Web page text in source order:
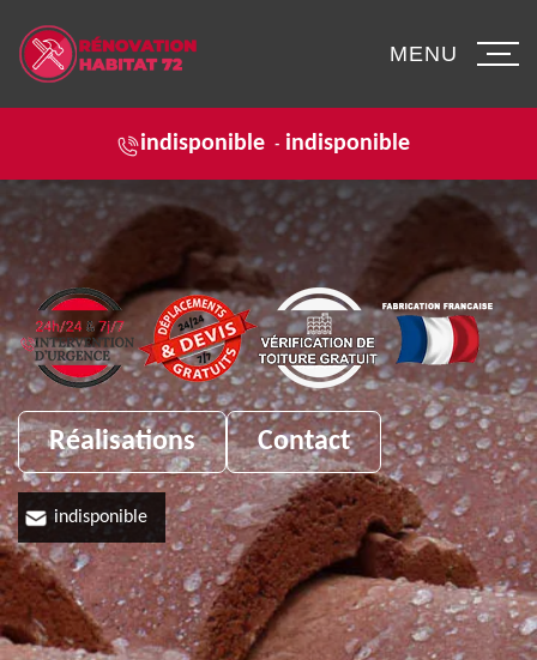
indisponible - indisponible
MENU
Réalisations Contact
indisponible